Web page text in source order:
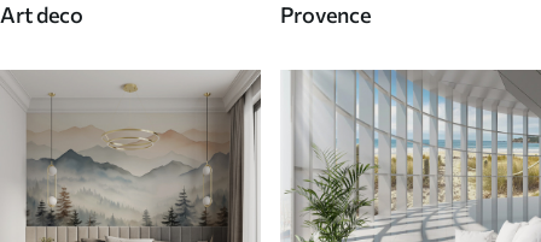
Art deco Provence